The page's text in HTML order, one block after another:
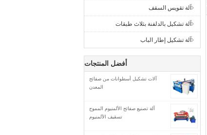
آلة تقويس السقف
آلة تشكيل بالدلفنة بثلاث طبقات
آلة تشكيل إطار الباب
أفضل المنتجات
آلات تشكيل أسطوانات من صفائح
المعدن
آلة تصنيع صفائح الألمنيوم المموج
تسقيف الألمنيوم